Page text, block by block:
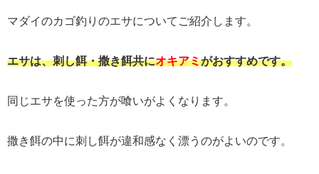
マダイのカゴ釣りのエサについてご紹介します。
エサは、刺し餌・撒き餌共にオキアミがおすすめです。
同じエサを使った方が喰いがよくなります。
撒き餌の中に刺し餌が違和感なく漂うのがよいのです。